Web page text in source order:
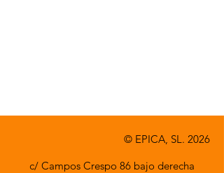
© EPICA, SL. 2026
c/ Campos Crespo 86 bajo derecha